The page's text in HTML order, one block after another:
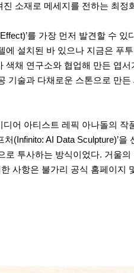
소재로 메세지를 전하는 최정
를 가장 먼저 발견할 수
에 설치된 바 있으나 지금은 푸
색채 연구소와 협업해 만든 엽
기술과 다채로운 스톤으로 만
어 아티스트 레픽 아나돌의
(Infinito: AI Data Sculpture)’
투사하는 방식이었다. 거울
사항은 불가리 공식 홈페이